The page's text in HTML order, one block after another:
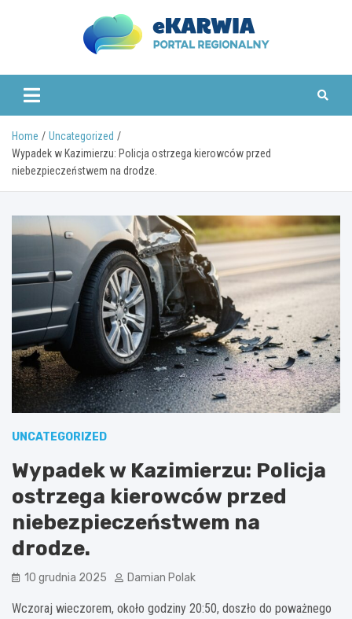
www.ekarwia.pl
Home
Uncategorized
Wypadek w Kazimierzu: Policja ostrzega kierowców przed
niebezpieczeństwem na drodze.
UNCATEGORIZED
Wypadek w Kazimierzu: Policja
ostrzega kierowców przed
niebezpieczeństwem na
drodze.
10 grudnia 2025 Damian Polak
Wczoraj wieczorem, około godziny 20:50, doszło do poważnego